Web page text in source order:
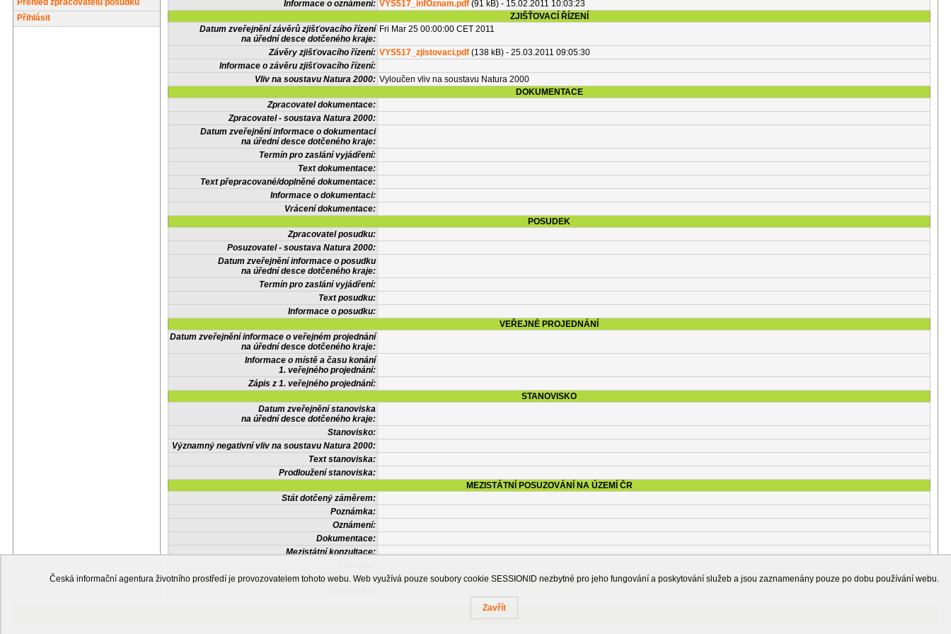
Přehled zpracovatelů posudků
Přihlásit
Informace o oznámení: VYS517_infOznam.pdf (91 kB) - 15.02.2011 10:03:23
ZJIŠŤOVACÍ ŘÍZENÍ
Datum zveřejnění závěrů zjišťovacího řízení
na úřední desce dotčeného kraje:
Fri Mar 25 00:00:00 CET 2011
Závěry zjišťovacího řízení: VYS517_zjistovaci.pdf (138 kB) - 25.03.2011 09:05:30
Informace o závěru zjišťovacího řízení:
Vliv na soustavu Natura 2000: Vyloučen vliv na soustavu Natura 2000
DOKUMENTACE
Zpracovatel dokumentace:
Zpracovatel - soustava Natura 2000:
Datum zveřejnění informace o dokumentaci
na úřední desce dotčeného kraje:
Termín pro zaslání vyjádření:
Text dokumentace:
Text přepracované/doplněné dokumentace:
Informace o dokumentaci:
Vrácení dokumentace:
POSUDEK
Zpracovatel posudku:
Posuzovatel - soustava Natura 2000:
Datum zveřejnění informace o posudku
na úřední desce dotčeného kraje:
Termín pro zaslání vyjádření:
Text posudku:
Informace o posudku:
VEŘEJNÉ PROJEDNÁNÍ
Datum zveřejnění informace o veřejném projednání
na úřední desce dotčeného kraje:
Informace o místě a času konání
1. veřejného projednání:
Zápis z 1. veřejného projednání:
STANOVISKO
Datum zveřejnění stanoviska
na úřední desce dotčeného kraje:
Stanovisko:
Významný negativní vliv na soustavu Natura 2000:
Text stanoviska:
Prodloužení stanoviska:
MEZISTÁTNÍ POSUZOVÁNÍ NA ÚZEMÍ ČR
Stát dotčený záměrem:
Poznámka:
Oznámení:
Dokumentace:
Mezistátní konzultace:
OSTATNÍ INFORMACE
Česká informační agentura životního prostředí
Česká informační agentura životního prostředí je provozovatelem tohoto webu. Web využívá pouze soubory cookie SESSIONID nezbytné pro jeho fungování a poskytování služeb a jsou zaznamenány pouze po dobu používání webu.
Zavřít